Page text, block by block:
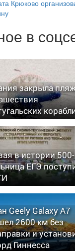
Крюково
в
закрыла
в истории 500-
ЕГЭ
Geely Galaxy A7
2600 км без
и
Гиннесса